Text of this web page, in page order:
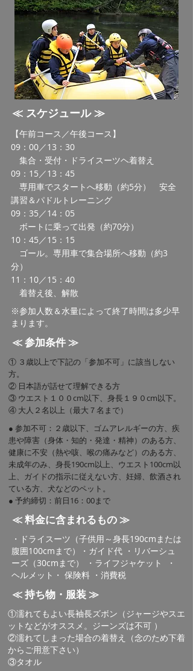
​≪ スケジュール ≫
【午前コース／午後コース】
09：00／13：30
集合・受付・ドライスーツヘ着替え
09：15／13：45
専用車でスタートへ移動（約5分） 安全
講習＆パドルトレーニング
09：35／14：05
ボートに乗って出発（約70分）
10：45／15：15
ゴール。専用車で集合場所へ移動（約3
分）
11：10／15：40
着替え後、解散
※参加人数＆水量によって終了時間は多少早
まります。
​​≪ 参加条件 ≫
① ３歳以上で下記の「参加不可」に該当しない
方。
② 日本語が話せて理解できる方​
③ ウエスト１００cm以下、身長１９０cm以下。
④ 大人２名以上 （最大７名まで）
● 参加不可：２ 歳以下、ゴムアレルギーの方、疾
患や障害 （身体・知的・発達・精神） のある方、
健康に不安（熱や咳、喉の痛みなど）のある方、
未成年のみ、 身長190cm以上、ウエスト100cm以
上、
ガイドの指示に従えない方、妊婦、飲酒され
ている方、犬などのペット。
● 予約締切：前日16：00まで
​≪ 料金に含まれるもの ≫
・ドライスーツ（子供用～身長190cmまたは
腹囲100cmまで）・ガイド代 ・リバーシュ
ーズ（30cmまで） ・ライフジャケット ・
ヘルメット・ 保険料 ・消費税
​≪ 持ち物・服装 ≫
①濡れてもよい長袖長ズボン（ジャージやスエ
ットなどがオススメ。ジーンズは不可 ）
②濡れてしまった場合の着替え（念のため下着
からご用意下さい）
③タオル